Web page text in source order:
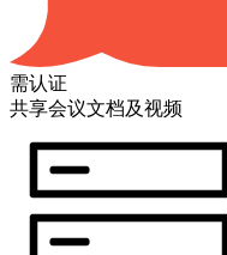
需认证
共享会议文档及视频